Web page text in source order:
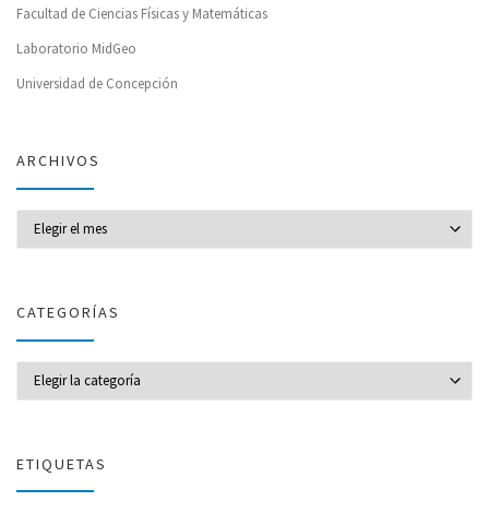
Facultad de Ciencias Físicas y Matemáticas
Laboratorio MidGeo
Universidad de Concepción
ARCHIVOS
CATEGORÍAS
ETIQUETAS